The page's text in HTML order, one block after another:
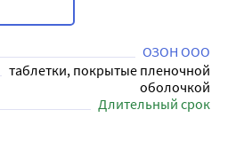
ОЗОН ООО
таблетки, покрытые пленочной
оболочкой
Длительный срок